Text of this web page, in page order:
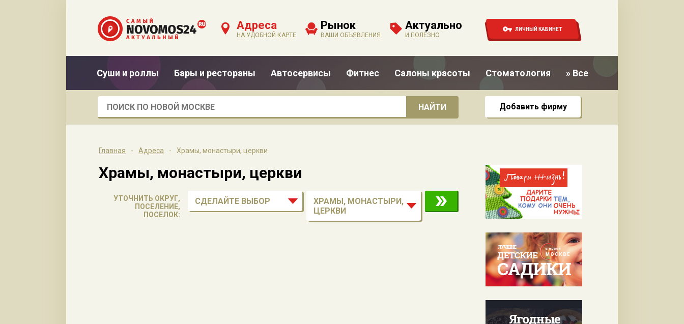
Адреса
НА УДОБНОЙ КАРТЕ
Рынок
ВАШИ ОБЪЯВЛЕНИЯ
Актуально
И ПОЛЕЗНО
Суши и роллы Бары и рестораны Автосервисы Фитнес Салоны красоты Стоматология » Все
ЛИЧНЫЙ КАБИНЕТ
Добавить фирму
Главная - Адреса - Храмы, монастыри, церкви
Храмы, монастыри, церкви
УТОЧНИТЬ ОКРУГ,
ПОСЕЛЕНИЕ,
ПОСЕЛОК:
СДЕЛАЙТЕ ВЫБОР
ХРАМЫ, МОНАСТЫРИ,
ЦЕРКВИ